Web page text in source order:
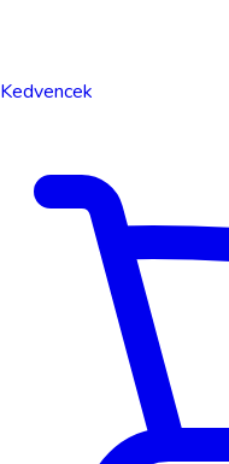
Kedvencek